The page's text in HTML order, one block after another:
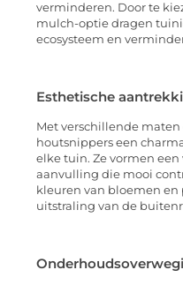
verminderen. Door te
mulch-optie dragen
ecosysteem en
Esthetische
Met verschillende
houtsnippers een
elke tuin. Ze vormen
aanvulling die mooi
kleuren van bloemen
uitstraling van de